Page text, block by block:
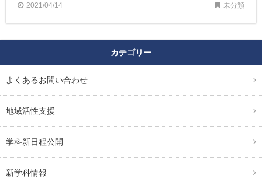
2021/04/14 未分類
カテゴリー
よくあるお問い合わせ
地域活性支援
学科新日程公開
新学科情報